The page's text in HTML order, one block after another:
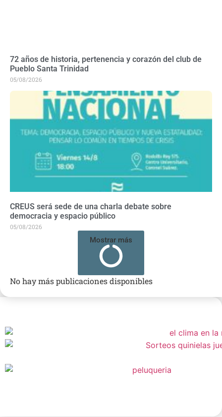
72 años de historia, pertenencia y corazón del club de
Pueblo Santa Trinidad
05/08/2026
CREUS será sede de una charla debate sobre
democracia y espacio público
05/08/2026
Mostrar más
No hay más publicaciones disponibles